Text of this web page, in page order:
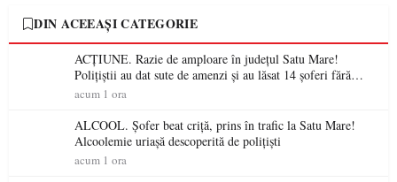
DIN ACEEAȘI CATEGORIE
ACȚIUNE. Razie de amploare în județul Satu Mare!
Polițiștii au dat sute de amenzi și au lăsat 14 șoferi fără
permis într-o singură zi
acum 1 ora
ALCOOL. Șofer beat criță, prins în trafic la Satu Mare!
Alcoolemie uriașă descoperită de polițiști
acum 1 ora